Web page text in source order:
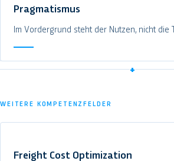
Pragmatismus
Im Vordergrund steht der Nutzen, nicht die
+
WEITERE KOMPETENZFELDER
Freight Cost Optimization